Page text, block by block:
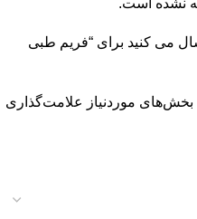
می کنید برای “فریم طبی
بخش‌های موردنیاز علامت‌گذاری